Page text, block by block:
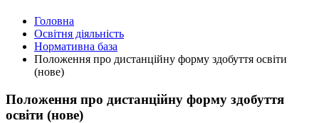
Головна
Освітня діяльність
Нормативна база
Положення про дистанційну форму здобуття освіти
(нове)
Положення про дистанційну форму здобуття
освіти (нове)